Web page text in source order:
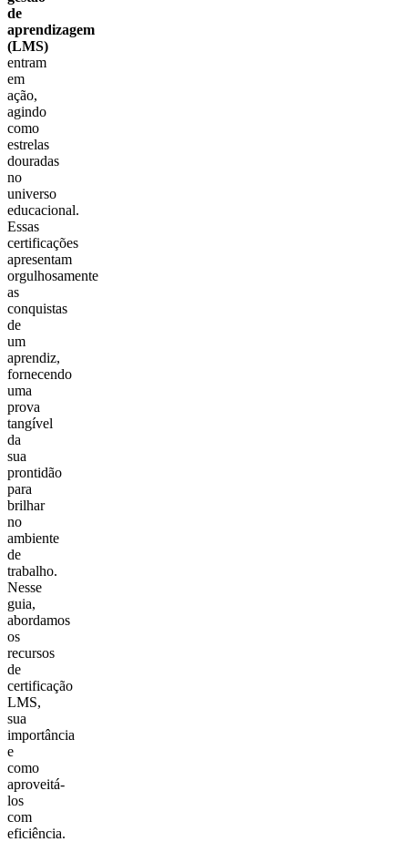
de
aprendizagem
(LMS)
entram
em
ação,
agindo
como
estrelas
douradas
no
universo
educacional.
Essas
certificações
apresentam
orgulhosamente
as
conquistas
de
um
aprendiz,
fornecendo
uma
prova
tangível
da
sua
prontidão
para
brilhar
no
ambiente
de
trabalho.
Nesse
guia,
abordamos
os
recursos
de
certificação
LMS,
sua
importância
e
como
aproveitá-
los
com
eficiência.